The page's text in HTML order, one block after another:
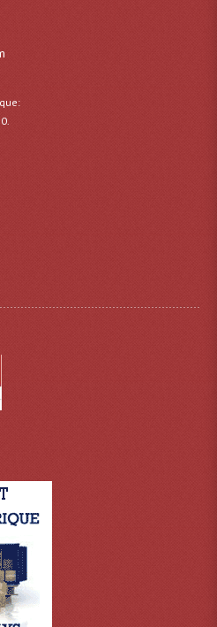
Ampoules
À Décharges
PAR
Noire
Danse À Leds
Lumineux
De Gobo
Multifaisceaux